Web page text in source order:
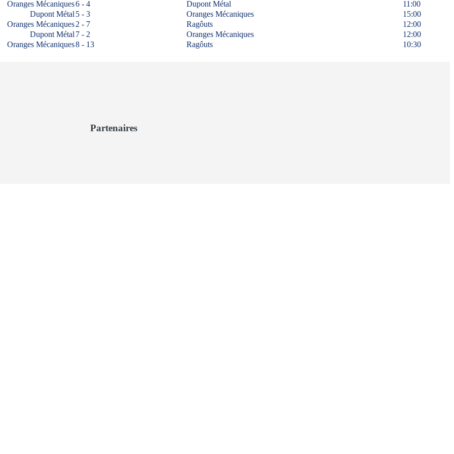
Oranges Mécaniques6 - 4 Dupont Métal
11:00
Dupont Métal5 - 3 Oranges Mécaniques
15:00
Oranges Mécaniques2 - 7 Ragôuts
12:00
Dupont Métal7 - 2 Oranges Mécaniques
12:00
Oranges Mécaniques8 - 13 Ragôuts 10:30
Partenaires